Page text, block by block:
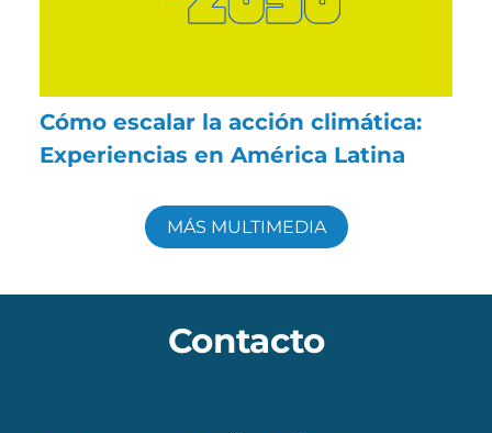
Cómo escalar la acción climática:
Experiencias en América Latina
MÁS MULTIMEDIA
Contacto